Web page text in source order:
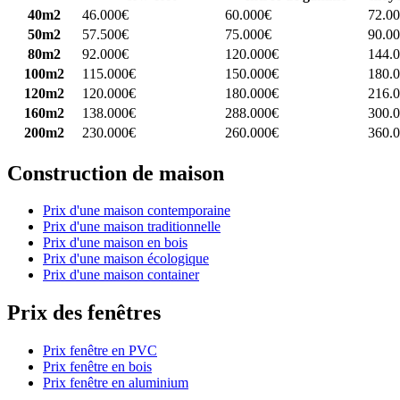
40m2
46.000€ 60.000€
50m2
57.500€ 75.000€
80m2
92.000€ 120.000€
100m2
115.000€ 150.000€
120m2
120.000€ 180.000€
160m2
138.000€ 288.000€
200m2
230.000€ 260.000€
Construction de maison
Prix d'une maison contemporaine
Prix d'une maison traditionnelle
Prix d'une maison en bois
Prix d'une maison écologique
Prix d'une maison container
Prix des fenêtres
Prix fenêtre en PVC
Prix fenêtre en bois
Prix fenêtre en aluminium